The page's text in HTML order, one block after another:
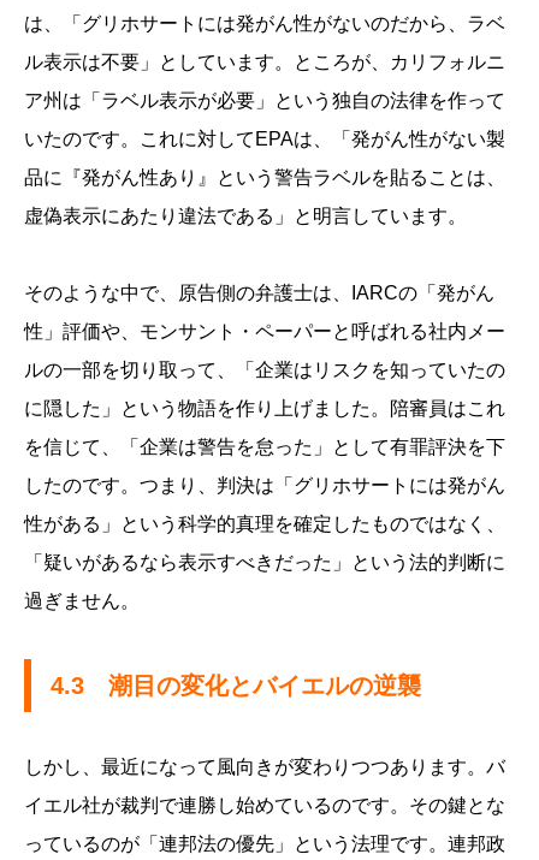
は、「グリホサートには発がん性がないのだから、ラベ
ル表示は不要」としています。ところが、カリフォルニ
ア州は「ラベル表示が必要」という独自の法律を作って
いたのです。これに対してEPAは、「発がん性がない製
品に『発がん性あり』という警告ラベルを貼ることは、
虚偽表示にあたり違法である」と明言しています。
そのような中で、原告側の弁護士は、IARCの「発がん
性」評価や、モンサント・ペーパーと呼ばれる社内メー
ルの一部を切り取って、「企業はリスクを知っていたの
に隠した」という物語を作り上げました。陪審員はこれ
を信じて、「企業は警告を怠った」として有罪評決を下
したのです。つまり、判決は「グリホサートには発がん
性がある」という科学的真理を確定したものではなく、
「疑いがあるなら表示すべきだった」という法的判断に
過ぎません。
4.3 潮目の変化とバイエルの逆襲
しかし、最近になって風向きが変わりつつあります。バ
イエル社が裁判で連勝し始めているのです。その鍵とな
っているのが「連邦法の優先」という法理です。連邦政